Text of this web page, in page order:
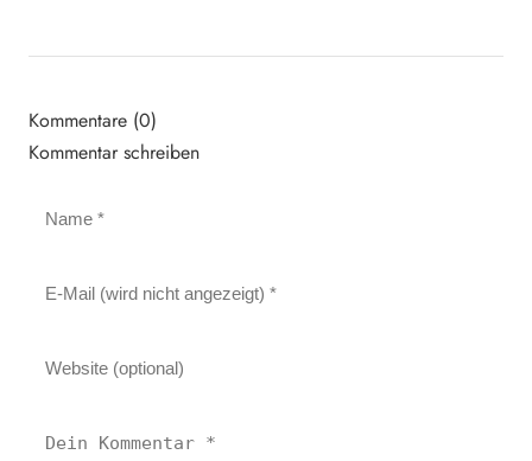
Kommentare (0)
Kommentar schreiben